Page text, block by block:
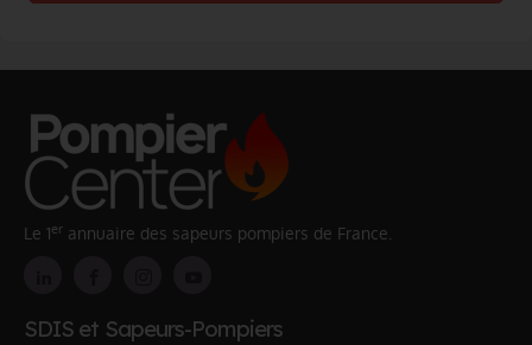
Le 1er annuaire des sapeurs pompiers de France.
SDIS et Sapeurs-Pompiers